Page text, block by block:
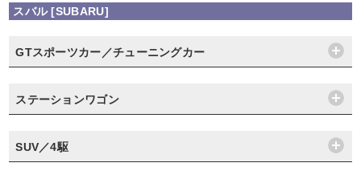
スバル [SUBARU]
GTスポーツカー／チューニングカー
ステーションワゴン
SUV／4駆